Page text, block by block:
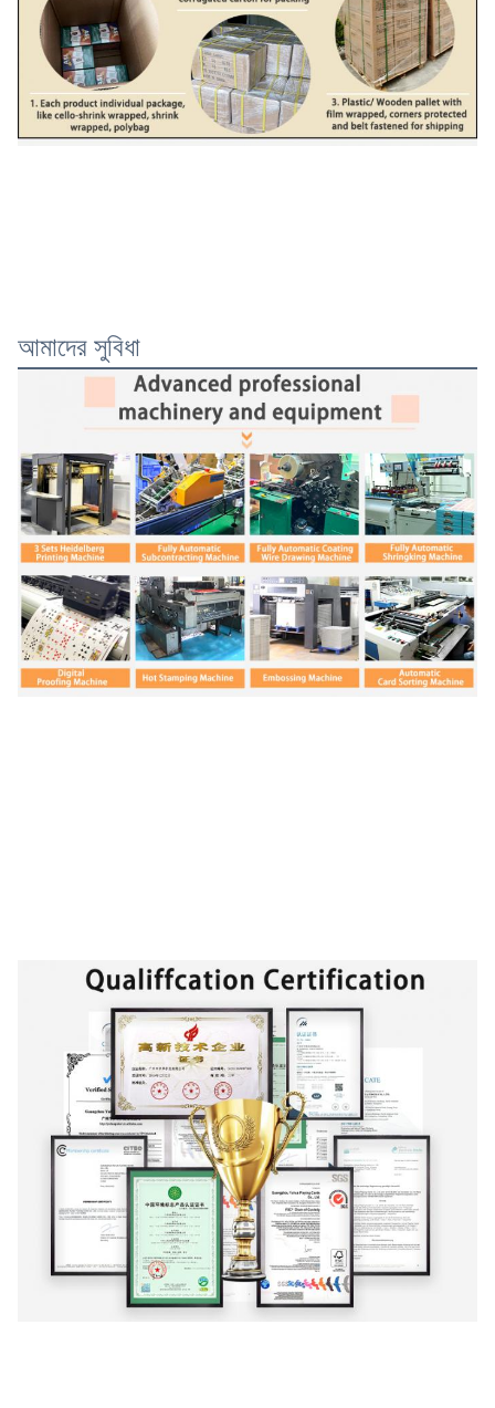
আমাদের সুবিধা